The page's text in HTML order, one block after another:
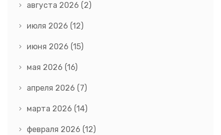
августа 2026 (2)
июля 2026 (12)
июня 2026 (15)
мая 2026 (16)
апреля 2026 (7)
марта 2026 (14)
февраля 2026 (12)